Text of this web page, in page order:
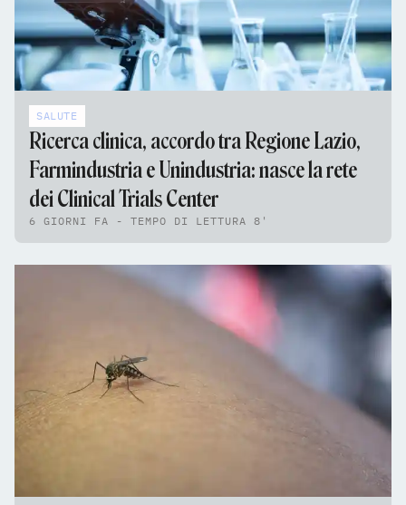
SALUTE
Ricerca clinica, accordo tra Regione Lazio,
Farmindustria e Unindustria: nasce la rete
dei Clinical Trials Center
6 GIORNI FA - TEMPO DI LETTURA 8'